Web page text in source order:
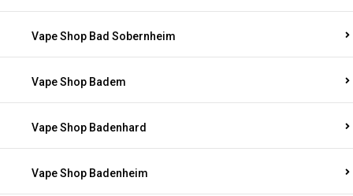
Vape Shop Bad Sobernheim
Vape Shop Badem
Vape Shop Badenhard
Vape Shop Badenheim